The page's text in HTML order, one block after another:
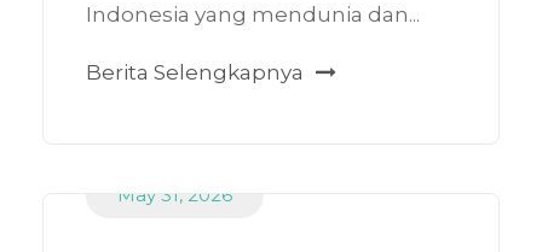
Indonesia yang mendunia dan...
Berita Selengkapnya
May 31, 2026